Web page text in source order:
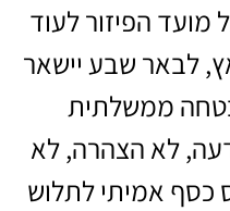
מועד הפיזור לעוד
לבאר שבע יישאר
ממשלתית
לא הצהרה, לא
כסף אמיתי לתלוש